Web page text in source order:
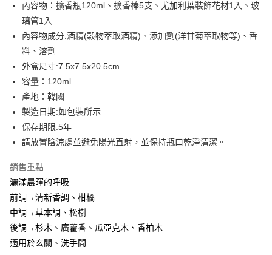
Google Pay
AFTEE先享後付
相關說明
【關於「AFTEE先享後付」】
AFTEE先享後付是「在收到商品之後才付款」的支付方式。 讓您購物簡單
便利好安心！
１．簡單：不需註冊會員、不需綁卡、不需儲值。
３．安心：先確認商品／服務後，再付款。
【「AFTEE先享後付」結帳流程】
１．於結帳方式選擇「AFTEE先享後付」後，將跳轉至「AFTEE先享後付」
２．訂單成立數日內，您將收到繳費通知簡訊。
３．收到繳費通知簡訊後14天內，點擊此簡訊中的連結，可透過四大超商／
ATM／網路銀行／等多元方式進行付款，方視為交易完成。
※ 請注意：結帳手續完成當下不需立刻繳費，但若您需要取消訂單，請聯絡
購買商品的店家。未經商家同意取消之訂單仍視為有效，需透過AFTEE先享
後付繳納相關費用。
是否繳費成功／繳費後需取消欲退款等相關疑問，請聯繫「AFTEE先享後付
運送方式
宅配(廠商直送🚚)
每筆NT$100，滿NT$590(含以上)免運費
內容物：擴香瓶120ml、擴香棒5支、尤加利葉裝飾花材1入、玻
璃管1入
內容物成分:酒精(榖物萃取酒精)、添加劑(洋甘菊萃取物等)、香
料、溶劑
外盒尺寸:7.5x7.5x20.5cm
容量：120ml
產地：韓國
製造日期:如包裝所示
保存期限:5年
請放置陰涼處並避免陽光直射，並保持瓶口乾淨清潔。
銷售重點
灑滿晨暉的呼吸
前調→清新香調、柑橘
中調→草本調、松樹
後調→杉木、廣藿香、瓜亞克木、香柏木
適用於玄關、洗手間